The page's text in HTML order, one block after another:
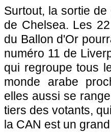
Surtout, la sortie
de Chelsea. Les
du Ballon d'Or
numéro 11 de
qui regroupe tous
monde arabe
elles aussi se
tiers des votants,
la CAN est un